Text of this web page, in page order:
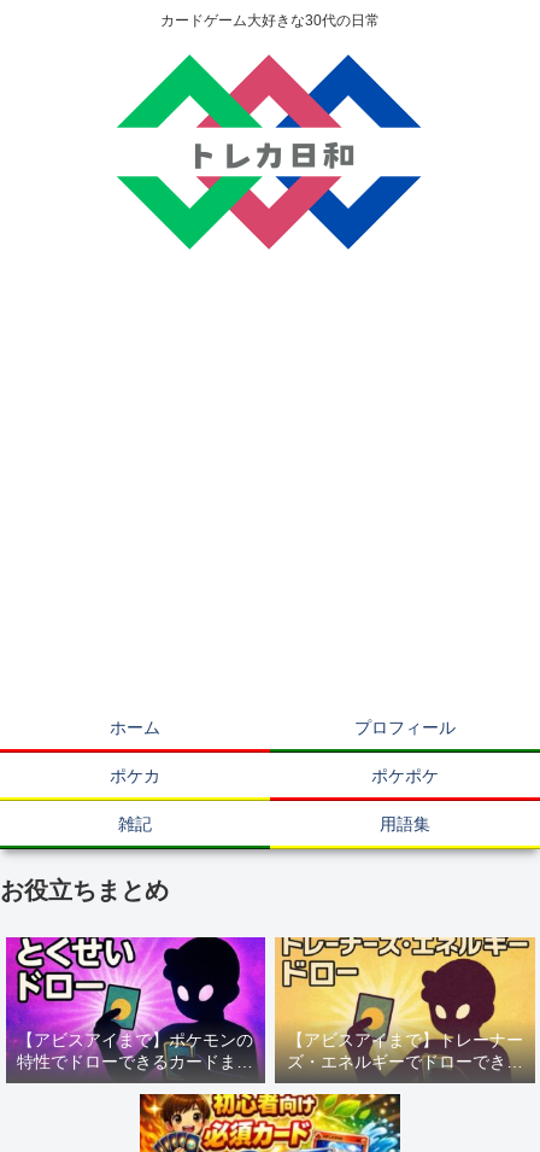
カードゲーム大好きな30代の日常
ホーム プロフィール
ポケカ ポケポケ
雑記 用語集
お役立ちまとめ
【アビスアイまで】ポケモンの
特性でドローできるカードまと
め【H・I・J】
【アビスアイまで】トレーナー
ズ・エネルギーでドローできる
カードまとめ【H・I・J】